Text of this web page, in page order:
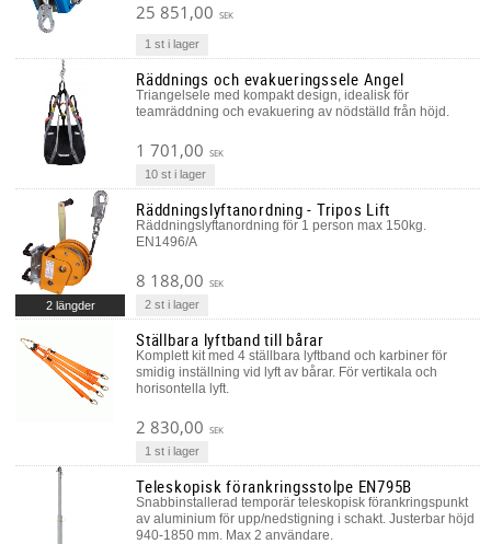
25 851,00 SEK
1 st i lager
Räddnings och evakueringssele Angel
Triangelsele med kompakt design, idealisk för
teamräddning och evakuering av nödställd från höjd.
1 701,00 SEK
10 st i lager
Räddningslyftanordning - Tripos Lift
Räddningslyftanordning för 1 person max 150kg.
EN1496/A
8 188,00 SEK
2 längder 2 st i lager
Ställbara lyftband till bårar
Komplett kit med 4 ställbara lyftband och karbiner för
smidig inställning vid lyft av bårar. För vertikala och
horisontella lyft.
2 830,00 SEK
1 st i lager
Teleskopisk förankringsstolpe EN795B
Snabbinstallerad temporär teleskopisk förankringspunkt
av aluminium för upp/nedstigning i schakt. Justerbar höjd
940-1850 mm. Max 2 användare.